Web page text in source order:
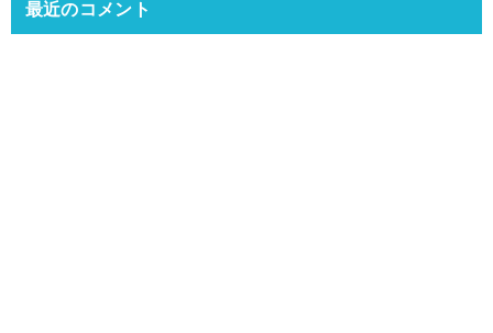
最近のコメント